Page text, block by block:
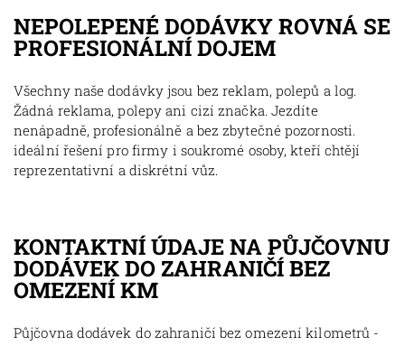
NEPOLEPENÉ DODÁVKY ROVNÁ SE
PROFESIONÁLNÍ DOJEM
Všechny naše dodávky jsou bez reklam, polepů a log.
Žádná reklama, polepy ani cizí značka. Jezdíte
nenápadně, profesionálně a bez zbytečné pozornosti.
ideální řešení pro firmy i soukromé osoby, kteří chtějí
reprezentativní a diskrétní vůz.
KONTAKTNÍ ÚDAJE NA PŮJČOVNU
DODÁVEK DO ZAHRANIČÍ BEZ
OMEZENÍ KM
Půjčovna dodávek do zahraničí bez omezení kilometrů -